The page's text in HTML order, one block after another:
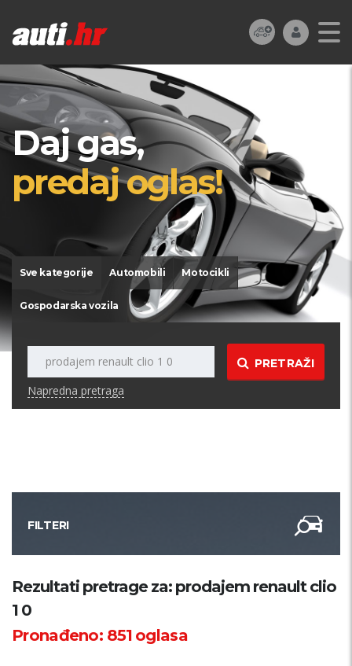
Daj gas,
predaj oglas!
Sve kategorije Automobili Motocikli
Gospodarska vozila
PRETRAŽI
Napredna pretraga
FILTERI
Kategorija
Županija
Rezultati pretrage za: prodajem renault clio
1 0
Pronađeno: 851oglasa